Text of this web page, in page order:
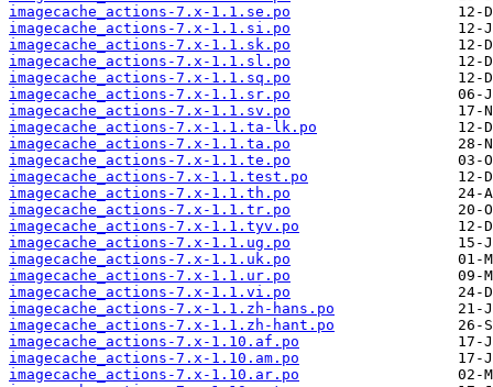
imagecache_actions-7.x-1.1.se.po
imagecache_actions-7.x-1.1.si.po
imagecache_actions-7.x-1.1.sk.po
imagecache_actions-7.x-1.1.sl.po
imagecache_actions-7.x-1.1.sq.po
imagecache_actions-7.x-1.1.sr.po
imagecache_actions-7.x-1.1.sv.po
imagecache_actions-7.x-1.1.ta-lk.po
imagecache_actions-7.x-1.1.ta.po
imagecache_actions-7.x-1.1.te.po
imagecache_actions-7.x-1.1.test.po
imagecache_actions-7.x-1.1.th.po
imagecache_actions-7.x-1.1.tr.po
imagecache_actions-7.x-1.1.tyv.po
imagecache_actions-7.x-1.1.ug.po
imagecache_actions-7.x-1.1.uk.po
imagecache_actions-7.x-1.1.ur.po
imagecache_actions-7.x-1.1.vi.po
imagecache_actions-7.x-1.1.zh-hans.po
imagecache_actions-7.x-1.1.zh-hant.po
imagecache_actions-7.x-1.10.af.po
imagecache_actions-7.x-1.10.am.po
imagecache_actions-7.x-1.10.ar.po